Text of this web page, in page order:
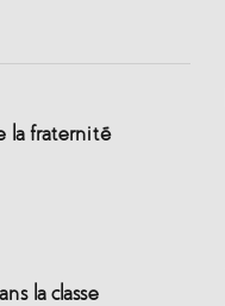
la fraternité
la classe